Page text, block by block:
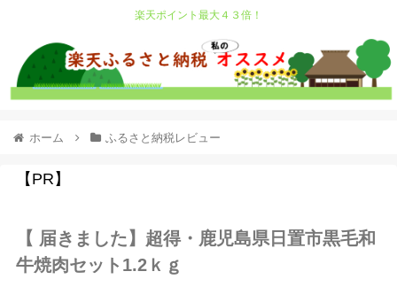
楽天ポイント最大４３倍！
ホーム ふるさと納税レビュー
【PR】
【 届きました】超得・鹿児島県日置市黒毛和
牛焼肉セット1.2ｋｇ